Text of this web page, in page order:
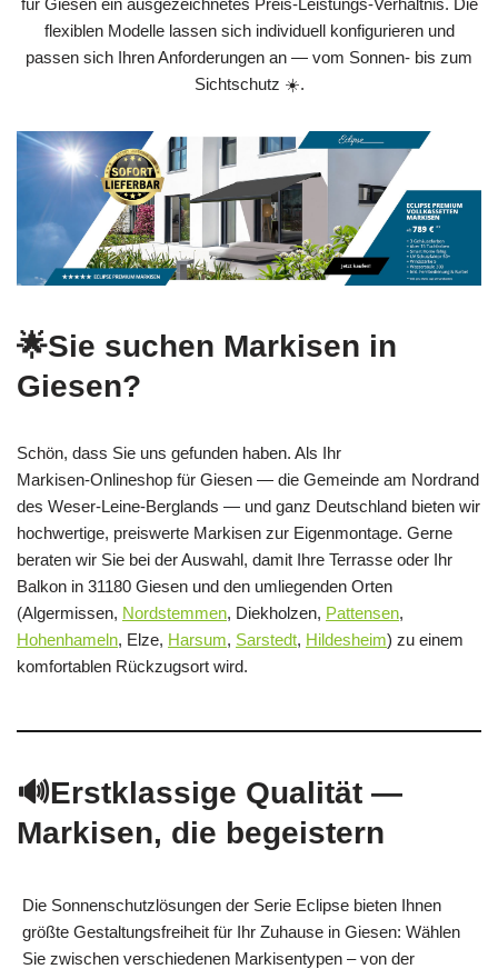
flexiblen Modelle lassen sich individuell konfigurieren und
passen sich Ihren Anforderungen an — vom Sonnen- bis zum
Sichtschutz ☀️.
🌟Sie suchen Markisen in
Giesen?
Schön, dass Sie uns gefunden haben. Als Ihr
Markisen‑Onlineshop für Giesen — die Gemeinde am Nordrand
des Weser‑Leine‑Berglands — und ganz Deutschland bieten wir
hochwertige, preiswerte Markisen zur Eigenmontage. Gerne
beraten wir Sie bei der Auswahl, damit Ihre Terrasse oder Ihr
Balkon in 31180 Giesen und den umliegenden Orten
(Algermissen, Nordstemmen, Diekholzen, Pattensen,
Hohenhameln, Elze, Harsum, Sarstedt, Hildesheim) zu einem
komfortablen Rückzugsort wird.
🔊Erstklassige Qualität —
Markisen, die begeistern
Die Sonnenschutzlösungen der Serie Eclipse bieten Ihnen
größte Gestaltungsfreiheit für Ihr Zuhause in Giesen: Wählen
Sie zwischen verschiedenen Markisentypen – von der